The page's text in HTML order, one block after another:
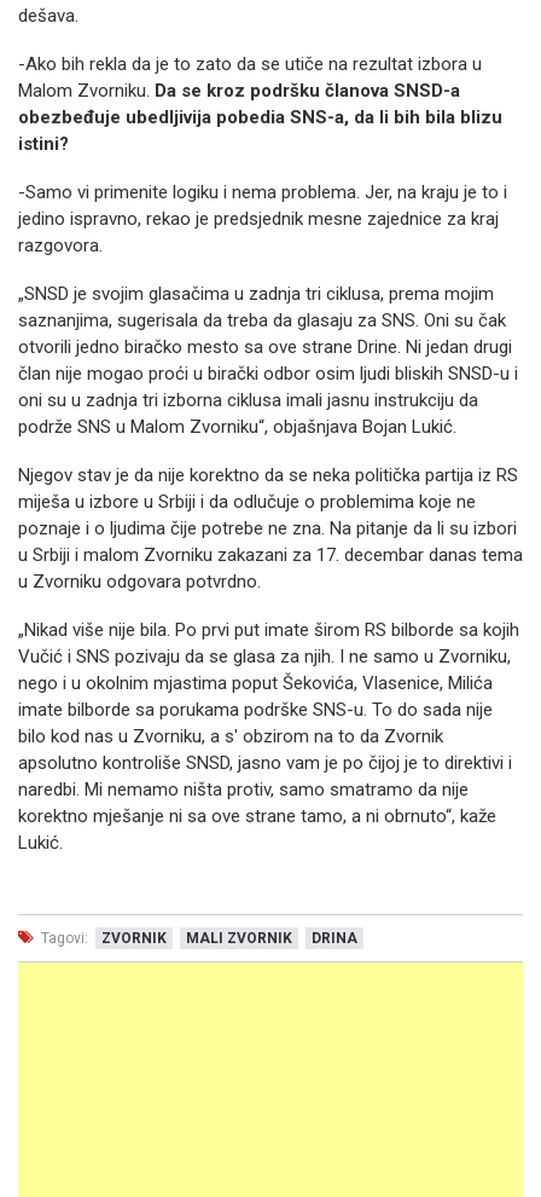
dešava.
-Ako bih rekla da je to zato da se utiče na rezultat izbora u
Malom Zvorniku. Da se kroz podršku članova SNSD-a
obezbeđuje ubedljivija pobedia SNS-a, da li bih bila blizu
istini?
-Samo vi primenite logiku i nema problema. Jer, na kraju je to i
jedino ispravno, rekao je predsjednik mesne zajednice za kraj
razgovora.
„SNSD je svojim glasačima u zadnja tri ciklusa, prema mojim
saznanjima, sugerisala da treba da glasaju za SNS. Oni su čak
otvorili jedno biračko mesto sa ove strane Drine. Ni jedan drugi
član nije mogao proći u birački odbor osim ljudi bliskih SNSD-u i
oni su u zadnja tri izborna ciklusa imali jasnu instrukciju da
podrže SNS u Malom Zvorniku“, objašnjava Bojan Lukić.
Njegov stav je da nije korektno da se neka politička partija iz RS
miješa u izbore u Srbiji i da odlučuje o problemima koje ne
poznaje i o ljudima čije potrebe ne zna. Na pitanje da li su izbori
u Srbiji i malom Zvorniku zakazani za 17. decembar danas tema
u Zvorniku odgovara potvrdno.
„Nikad više nije bila. Po prvi put imate širom RS bilborde sa kojih
Vučić i SNS pozivaju da se glasa za njih. I ne samo u Zvorniku,
nego i u okolnim mjastima poput Šekovića, Vlasenice, Milića
imate bilborde sa porukama podrške SNS-u. To do sada nije
bilo kod nas u Zvorniku, a s' obzirom na to da Zvornik
apsolutno kontroliše SNSD, jasno vam je po čijoj je to direktivi i
naredbi. Mi nemamo ništa protiv, samo smatramo da nije
korektno mješanje ni sa ove strane tamo, a ni obrnuto“, kaže
Lukić.
Tagovi: ZVORNIK MALI ZVORNIK DRINA